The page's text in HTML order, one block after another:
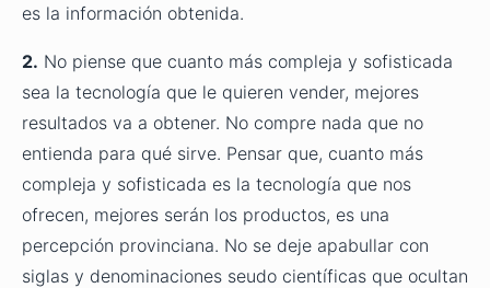
es la información obtenida.
2. No piense que cuanto más compleja y sofisticada
sea la tecnología que le quieren vender, mejores
resultados va a obtener. No compre nada que no
entienda para qué sirve. Pensar que, cuanto más
compleja y sofisticada es la tecnología que nos
ofrecen, mejores serán los productos, es una
percepción provinciana. No se deje apabullar con
siglas y denominaciones seudo científicas que ocultan